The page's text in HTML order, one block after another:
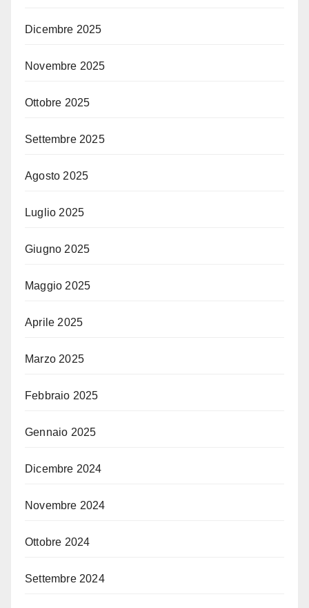
Dicembre 2025
Novembre 2025
Ottobre 2025
Settembre 2025
Agosto 2025
Luglio 2025
Giugno 2025
Maggio 2025
Aprile 2025
Marzo 2025
Febbraio 2025
Gennaio 2025
Dicembre 2024
Novembre 2024
Ottobre 2024
Settembre 2024